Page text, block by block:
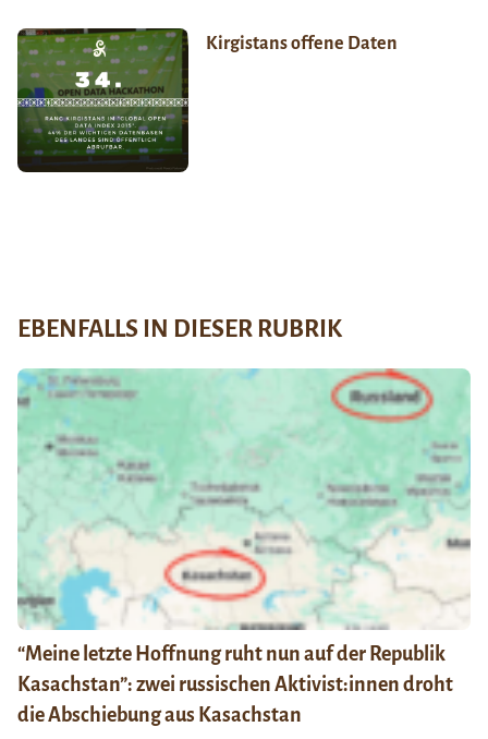
Kirgistans offene Daten
EBENFALLS IN DIESER RUBRIK
“Meine letzte Hoffnung ruht nun auf der Republik
Kasachstan”: zwei russischen Aktivist:innen droht
die Abschiebung aus Kasachstan